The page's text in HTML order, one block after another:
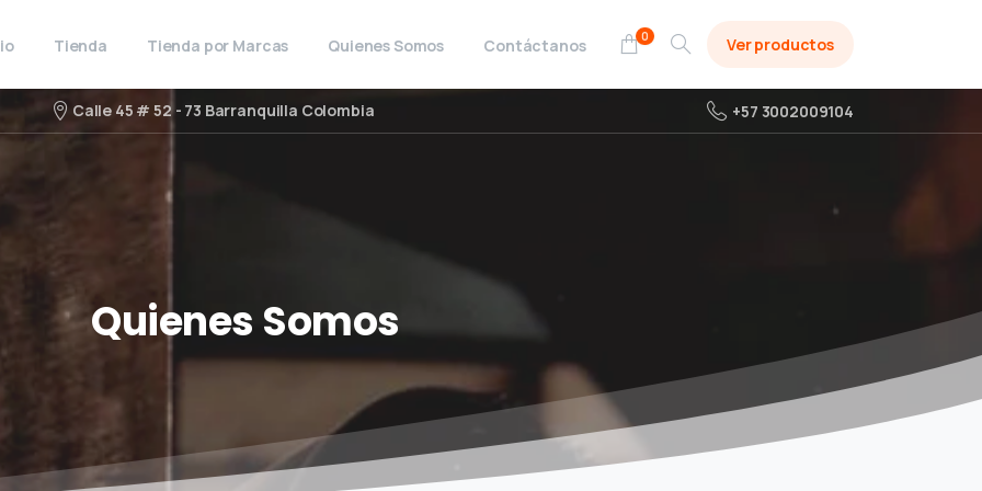
Tienda Tienda por Marcas Quienes Somos Contáctanos 0 Ver productos
Calle 45 # 52 - 73 Barranquilla Colombia +57 3002009104
Quienes Somos